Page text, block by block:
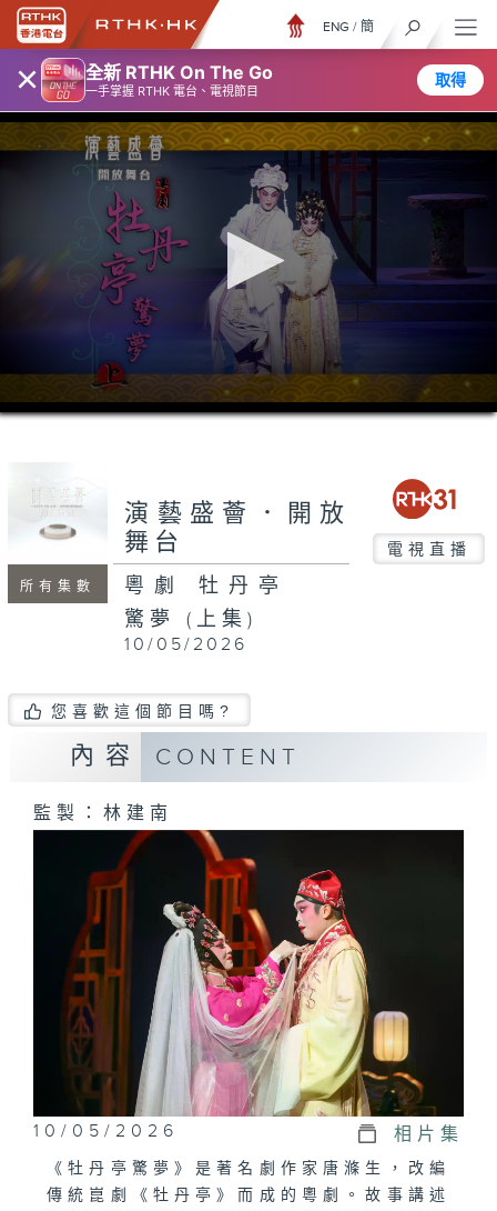
× 全新 RTHK On The Go
一手掌握 RTHK 電台、電視節目
取得
ENG / 簡
0
seconds
minutes,
seconds
所有集數
演藝盛薈．開放
舞台
電視直播
粵劇 牡丹亭
驚夢 (上集)
10/05/2026
您喜歡這個節目嗎?
內容 CONTENT
監製：林建南
10/05/2026 相片集
《牡丹亭驚夢》是著名劇作家唐滌生，改編
傳統崑劇《牡丹亭》而成的粵劇。故事講述